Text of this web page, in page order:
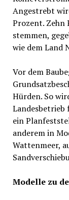
Angestrebt
Prozent. Zehn
stemmen,
wie dem Land
Vor dem
Hürden. So
Landesbetrieb
ein
anderem in
Wattenmeer,
Modelle zu